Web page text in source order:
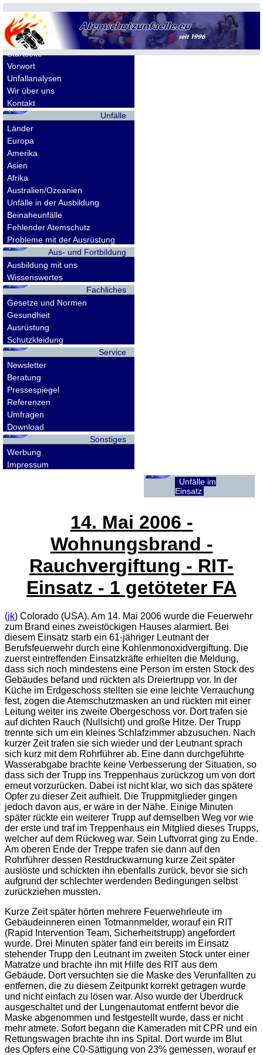
Allgemeines
Startseite
Vorwort
Unfallanalysen
Wir über uns
Kontakt
Unfälle
Länder
Europa
Amerika
Asien
Afrika
Australien/Ozeanien
Unfälle in der Ausbildung
Beinaheunfälle
Fehlender Atemschutz
Probleme mit der Ausrüstung
Aus- und Fortbildung
Ausbildung mit uns
Wissenswertes
Fachliches
Gesetze und Normen
Gesundheit
Ausrüstung
Schutzkleidung
Service
Newsletter
Beratung
Pressespiegel
Referenzen
Umfragen
Download
Sonstiges
Werbung
Impressum
Unfälle im
Einsatz
14. Mai 2006 -
Wohnungsbrand -
Rauchvergiftung - RIT-
Einsatz - 1 getöteter FA
(jk) Colorado (USA). Am 14. Mai 2006 wurde die Feuerwehr
zum Brand eines zweistöckigen Hauses alarmiert. Bei
diesem Einsatz starb ein 61-jähriger Leutnant der
Berufsfeuerwehr durch eine Kohlenmonoxidvergiftung. Die
zuerst eintreffenden Einsatzkräfte erhielten die Meldung,
dass sich noch mindestens eine Person im ersten Stock des
Gebäudes befand und rückten als Dreiertrupp vor. In der
Küche im Erdgeschoss stellten sie eine leichte Verrauchung
fest, zogen die Atemschutzmasken an und rückten mit einer
Leitung weiter ins zweite Obergeschoss vor. Dort trafen sie
auf dichten Rauch (Nullsicht) und große Hitze. Der Trupp
trennte sich um ein kleines Schlafzimmer abzusuchen. Nach
kurzer Zeit trafen sie sich wieder und der Leutnant sprach
sich kurz mit dem Rohrführer ab. Eine dann durchgeführte
Wasserabgabe brachte keine Verbesserung der Situation, so
dass sich der Trupp ins Treppenhaus zurückzog um von dort
erneut vorzurücken. Dabei ist nicht klar, wo sich das spätere
Opfer zu dieser Zeit aufhielt. Die Truppmitglieder gingen
jedoch davon aus, er wäre in der Nähe. Einige Minuten
später rückte ein weiterer Trupp auf demselben Weg vor wie
der erste und traf im Treppenhaus ein Mitglied dieses Trupps,
welcher auf dem Rückweg war. Sein Luftvorrat ging zu Ende.
Am oberen Ende der Treppe trafen sie dann auf den
Rohrführer dessen Restdruckwarnung kurze Zeit später
auslöste und schickten ihn ebenfalls zurück, bevor sie sich
aufgrund der schlechter werdenden Bedingungen selbst
zurückziehen mussten.
Kurze Zeit später hörten mehrere Feuerwehrleute im
Gebäudeinneren einen Totmannmelder, worauf ein RIT
(Rapid Intervention Team, Sicherheitstrupp) angefordert
wurde. Drei Minuten später fand ein bereits im Einsatz
stehender Trupp den Leutnant im zweiten Stock unter einer
Matratze und brachte ihn mit Hilfe des RIT aus dem
Gebäude. Dort versuchten sie die Maske des Verunfallten zu
entfernen, die zu diesem Zeitpunkt korrekt getragen wurde
und nicht einfach zu lösen war. Also wurde der Überdruck
ausgeschaltet und der Lungenautomat entfernt bevor die
Maske abgenommen und festgestellt wurde, dass er nicht
mehr atmete. Sofort begann die Kameraden mit CPR und ein
Rettungswagen brachte ihn ins Spital. Dort wurde im Blut
des Opfers eine C0-Sättigung von 23% gemessen, worauf er